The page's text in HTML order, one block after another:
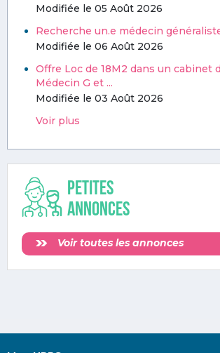
Modifiée le 05 Août 2026
Recherche un.e médecin
Modifiée le 06 Août 2026
Offre Loc de 18M2 dans un cabinet
Médecin G et ...
Modifiée le 03 Août 2026
Voir plus
Petites
annonces
Voir toutes les annonces